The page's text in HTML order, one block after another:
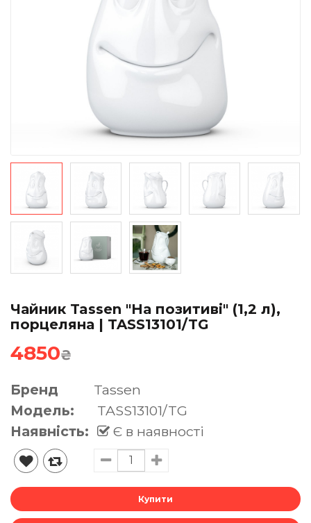
Чайник Tassen "На позитиві" (1,2 л),
порцеляна | TASS13101/TG
4850₴
Бренд
Tassen
Модель:
TASS13101/TG
Наявність:
Є в наявності